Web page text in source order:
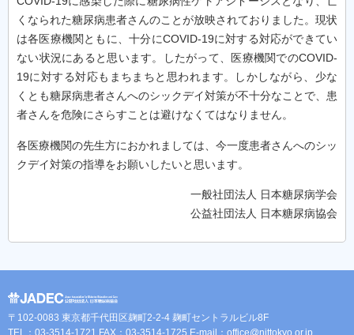
くなられた糖尿病患者さんのことが放映されておりました。現状
は各医療機関ともに、十分にCOVID-19に対する対応ができてい
ない状況にあると思います。したがって、医療機関でのCOVID-
19に対する対応もまちまちと思われます。しかしながら、少な
くとも糖尿病患者さんへのシックデイ対策が不十分なことで、患
者さんを危険にさらすことは避けなくてはなりません。
各医療機関の先生方におかれましては、今一度患者さんへのシッ
クデイ対策の指導をお願いしたいと思います。
一般社団法人 日本糖尿病学会
公益社団法人 日本糖尿病協会
〒102-0083 東京都千代田区麹町2-2-4 麹町セントラルビル8F
TEL：03-3514-1721 FAX：03-3514-1725 E-mail： office@nittokyo.or.jp